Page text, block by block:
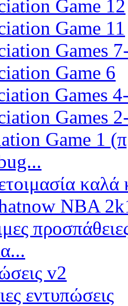
Game 12
Game 11
Games
Game 6
Games
Games
Game 1
καλά
NBA
v2
εντυπώσεις